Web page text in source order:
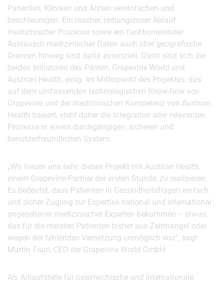
Patienten, Kliniken und Ärzten vereinfachen und
beschleunigen. Ein rascher, reibungsloser Ablauf
medizinischer Prozesse sowie ein funktionierender
Austausch medizinischer Daten auch über geografische
Grenzen hinweg sind dafür essenziell. Darin sind sich die
beiden Initiatoren des Piloten, Grapevine World und
Austrian Health, einig. Im Mittelpunkt des Projektes, das
auf dem umfassenden technologischen Know-how von
Grapevine und der medizinischen Kompetenz von Austrian
Health basiert, steht daher die Integration aller relevanten
Prozesse in einem durchgängigen, sicheren und
benutzerfreundlichen System.
„Wir freuen uns sehr, dieses Projekt mit Austrian Health,
einem Grapevine-Partner der ersten Stunde, zu realisieren.
Es bedeutet, dass Patienten in Gesundheitsfragen einfach
und sicher Zugang zur Expertise national und international
angesehener medizinischer Experten bekommen – etwas,
das für die meisten Patienten bisher aus Zeitmangel oder
wegen der fehlenden Vernetzung unmöglich war“, sagt
Martin Tiani, CEO der Grapevine World GmbH.
Als Anlaufstelle für österreichische und internationale